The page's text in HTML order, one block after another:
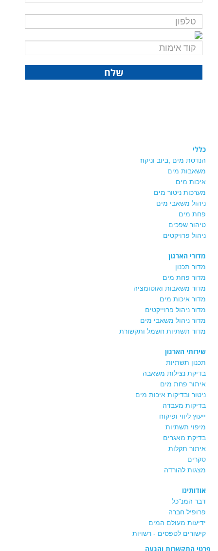
שלח
כללי
הנדסת מים ,ביוב וניקוז
משאבות מים
איכות מים
מערכות ניטור מים
ניהול משאבי מים
פחת מים
טיהור שפכים
ניהול פרויקטים
מדורי הארגון
מדור תכנון
מדור פחת מים
מדור משאבות ואוטומציה
מדור איכות מים
מדור ניהול פרוייקטים
מדור ניהול משאבי מים
מדור תשתיות חשמל ותקשורת
שירותי הארגון
תכנון תשתיות
בדיקת נצילות משאבה
איתור פחת מים
ניטור ובדיקות איכות מים
בדיקות מעבדה
ייעוץ ליווי ופיקוח
מיפוי תשתיות
בדיקת מאגרים
איתור תקלות
סקרים
מצגות להורדה
אודותינו
דבר המנ"כל
פרופיל חברה
ידיעות מעולם המים
קישורים לטפסים - רשויות
פרטי התקשרות והגעה